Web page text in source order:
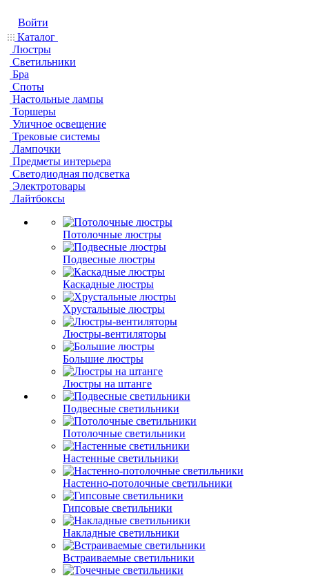
Войти
Каталог
Люстры
Светильники
Бра
Споты
Настольные лампы
Торшеры
Уличное освещение
Трековые системы
Лампочки
Предметы интерьера
Светодиодная подсветка
Электротовары
Лайтбоксы
Потолочные люстры
Подвесные люстры
Каскадные люстры
Хрустальные люстры
Люстры-вентиляторы
Большие люстры
Люстры на штанге
Подвесные светильники
Потолочные светильники
Настенные светильники
Настенно-потолочные светильники
Гипсовые светильники
Накладные светильники
Встраиваемые светильники